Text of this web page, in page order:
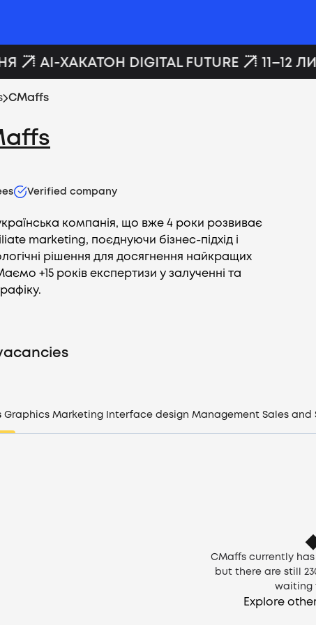
AI-ХАКАТОН DIGITAL FUTURE 11–12
CMaffs
Verified company
компанія, що вже 4 роки розвиває
marketing, поєднуючи бізнес-підхід і
рішення для досягнення найкращих
+15 років експертизи у залученні та
Graphics Marketing Interface design Management Sales and
CMaffs currently
but there are still
waiting
Explore